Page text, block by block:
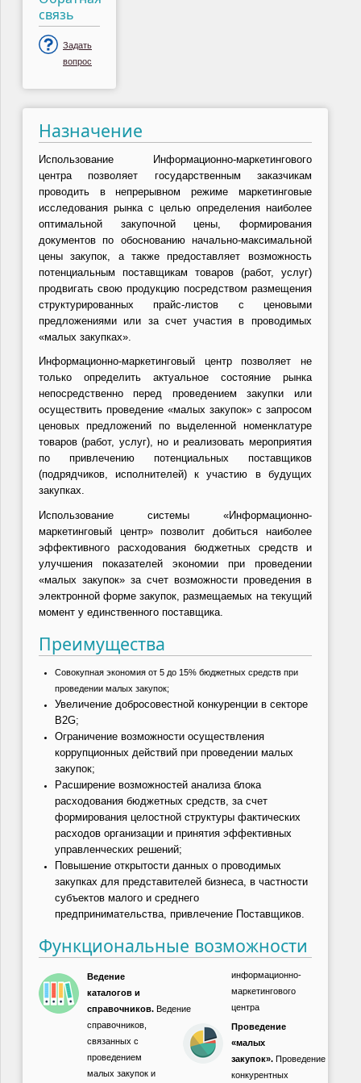
связь
Задать
вопрос
Назначение
Использование Информационно-маркетингового
центра позволяет государственным заказчикам
проводить в непрерывном режиме маркетинговые
исследования рынка с целью определения наиболее
оптимальной закупочной цены, формирования
документов по обоснованию начально-максимальной
цены закупок, а также предоставляет возможность
потенциальным поставщикам товаров (работ, услуг)
продвигать свою продукцию посредством размещения
структурированных прайс-листов с ценовыми
предложениями или за счет участия в проводимых
«малых закупках».
Информационно-маркетинговый центр позволяет не
только определить актуальное состояние рынка
непосредственно перед проведением закупки или
осуществить проведение «малых закупок» с запросом
ценовых предложений по выделенной номенклатуре
товаров (работ, услуг), но и реализовать мероприятия
по привлечению потенциальных поставщиков
(подрядчиков, исполнителей) к участию в будущих
закупках.
Использование системы «Информационно-
маркетинговый центр» позволит добиться наиболее
эффективного расходования бюджетных средств и
улучшения показателей экономии при проведении
«малых закупок» за счет возможности проведения в
электронной форме закупок, размещаемых на текущий
момент у единственного поставщика.
Преимущества
Совокупная экономия от 5 до 15% бюджетных средств при
проведении малых закупок;
Увеличение добросовестной конкуренции в секторе
B2G;
Ограничение возможности осуществления
коррупционных действий при проведении малых
закупок;
Расширение возможностей анализа блока
расходования бюджетных средств, за счет
формирования целостной структуры фактических
расходов организации и принятия эффективных
управленческих решений;
Повышение открытости данных о проводимых
закупках для представителей бизнеса, в частности
субъектов малого и среднего
предпринимательства, привлечение Поставщиков.
Функциональные возможности
Ведение
каталогов и
справочников. Ведение
справочников,
связанных с
проведением
малых закупок и
информационно-
маркетингового
центра
Проведение
«малых
закупок». Проведение
конкурентных